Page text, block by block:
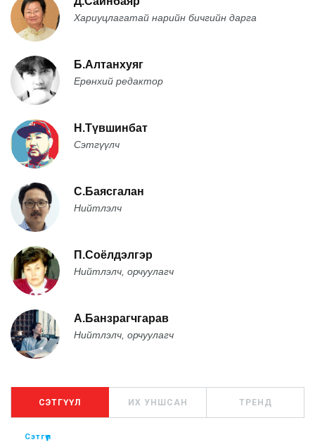
Хариуцлагатай нарийн бичгийн дарга
Б.Алтанхуяг
Ерөнхий редактор
Н.Түвшинбат
Сэтгүүлч
С.Баясгалан
Нийтлэлч
П.Соёлдэлгэр
Нийтлэлч, орчуулагч
А.Банзрагчгарав
Нийтлэлч, орчуулагч
СЭТГҮҮЛ ИХ УНШСАН ТРЕНД
Сэтгүүл